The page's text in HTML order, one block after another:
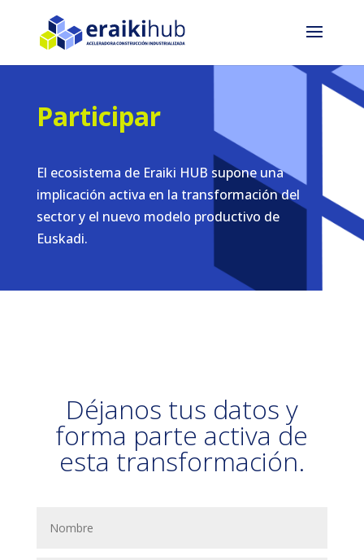
Participar
El ecosistema de Eraiki HUB supone una
implicación activa en la transformación del
sector y el nuevo modelo productivo de
Euskadi.
Déjanos tus datos y
forma parte activa de
esta transformación.